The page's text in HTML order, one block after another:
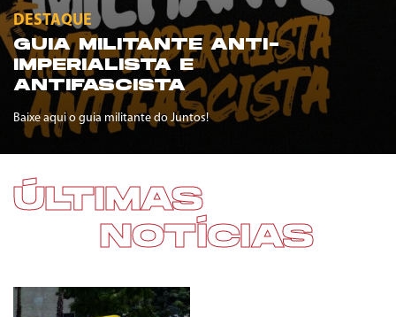
DESTAQUE
GUIA MILITANTE ANTI-
IMPERIALISTA E
ANTIFASCISTA
Baixe aqui o guia militante do Juntos!
ÚLTIMAS
NOTÍCIAS